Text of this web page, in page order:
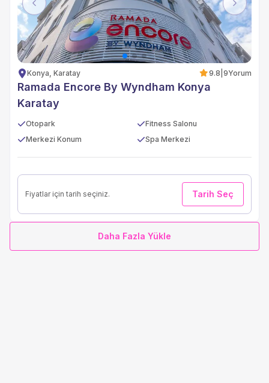
Previous Next
Konya, Karatay 9.8 9Yorum
Ramada Encore By Wyndham Konya
Karatay
Otopark
Fitness Salonu
Merkezi Konum
Spa Merkezi
Fiyatlar için tarih seçiniz. Tarih Seç
Daha Fazla Yükle